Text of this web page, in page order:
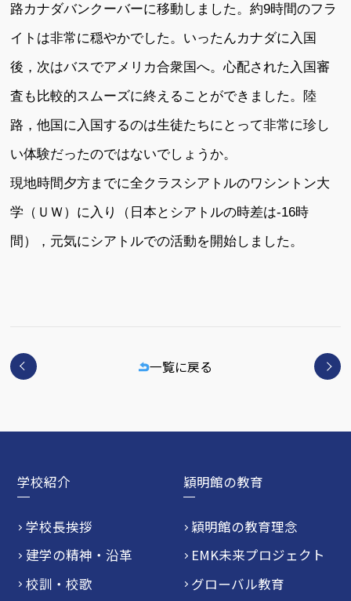
路カナダバンクーバーに移動しました。約9時間のフラ
イトは非常に穏やかでした。いったんカナダに入国
後，次はバスでアメリカ合衆国へ。心配された入国審
査も比較的スムーズに終えることができました。陸
路，他国に入国するのは生徒たちにとって非常に珍し
い体験だったのではないでしょうか。
現地時間夕方までに全クラスシアトルのワシントン大
学（ＵＷ）に入り（日本とシアトルの時差は-16時
間），元気にシアトルでの活動を開始しました。
一覧に戻る
学校紹介
学校長挨拶
建学の精神・沿革
校訓・校歌
穎明館の教育
穎明館の教育理念
EMK未来プロジェクト
グローバル教育